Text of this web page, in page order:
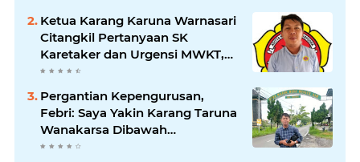
Ketua Karang Karuna Warnasari
Citangkil Pertanyaan SK
Karetaker dan Urgensi MWKT,
Saat Suasana Berduka
Pergantian Kepengurusan,
Febri: Saya Yakin Karang Taruna
Wanakarsa Dibawah
Kepemimpinan Bung Entus